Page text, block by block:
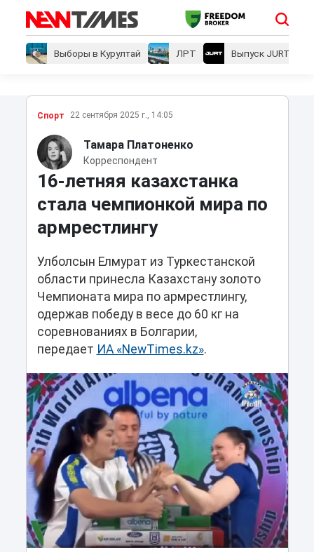
Выборы в Курултай ЛРТ Выпуск JURT
Спорт 22 сентября 2025 г., 14:05
Тамара Платоненко
Корреспондент
16-летняя казахстанка
стала чемпионкой мира по
армрестлингу
Улболсын Елмурат из Туркестанской
области принесла Казахстану золото
Чемпионата мира по армрестлингу,
одержав победу в весе до 60 кг на
соревнованиях в Болгарии,
передает ИА «NewTimes.kz».